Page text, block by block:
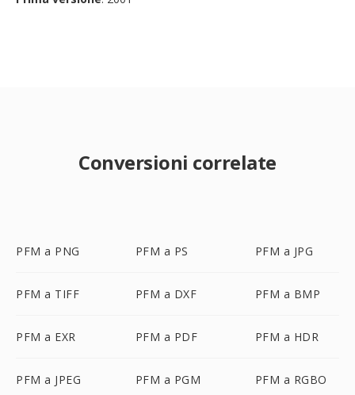
Conversioni correlate
PFM a PNG PFM a PS PFM a JPG
PFM a TIFF PFM a DXF PFM a BMP
PFM a EXR PFM a PDF PFM a HDR
PFM a JPEG PFM a PGM PFM a RGBO